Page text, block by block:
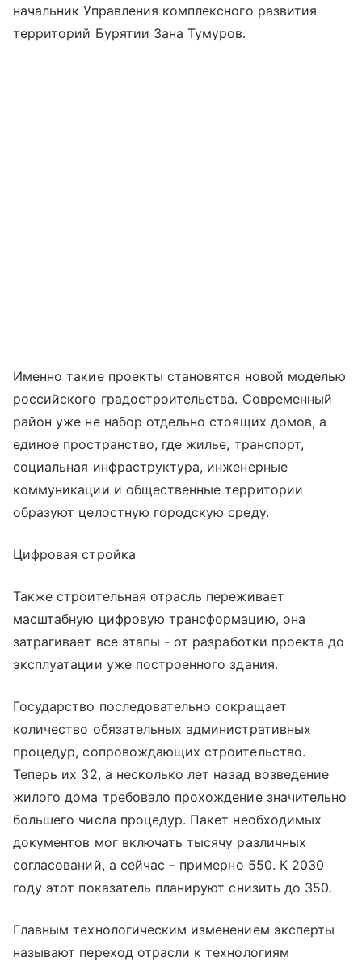
начальник Управления комплексного развития
территорий Бурятии Зана Тумуров.
Именно такие проекты становятся новой моделью
российского градостроительства. Современный
район уже не набор отдельно стоящих домов, а
единое пространство, где жилье, транспорт,
социальная инфраструктура, инженерные
коммуникации и общественные территории
образуют целостную городскую среду.
Цифровая стройка
Также строительная отрасль переживает
масштабную цифровую трансформацию, она
затрагивает все этапы - от разработки проекта до
эксплуатации уже построенного здания.
Государство последовательно сокращает
количество обязательных административных
процедур, сопровождающих строительство.
Теперь их 32, а несколько лет назад возведение
жилого дома требовало прохождение значительно
большего числа процедур. Пакет необходимых
документов мог включать тысячу различных
согласований, а сейчас – примерно 550. К 2030
году этот показатель планируют снизить до 350.
Главным технологическим изменением эксперты
называют переход отрасли к технологиям